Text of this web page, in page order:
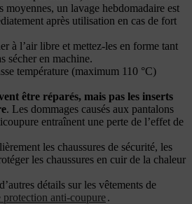
moyennes, un lavage hebdomadaire est
après utilisation en cas de fort
à l’air libre et mettez-les en forme tant
sécher en machine.
température (maximum 110 °C)
être réparés, mais pas les inserts
. Les dommages causés aux pantalons
entraînent une perte de l’effet de
les chaussures de sécurité, les
les chaussures en cuir de la chaleur
détails sur les vêtements de
protection anti-coupure.